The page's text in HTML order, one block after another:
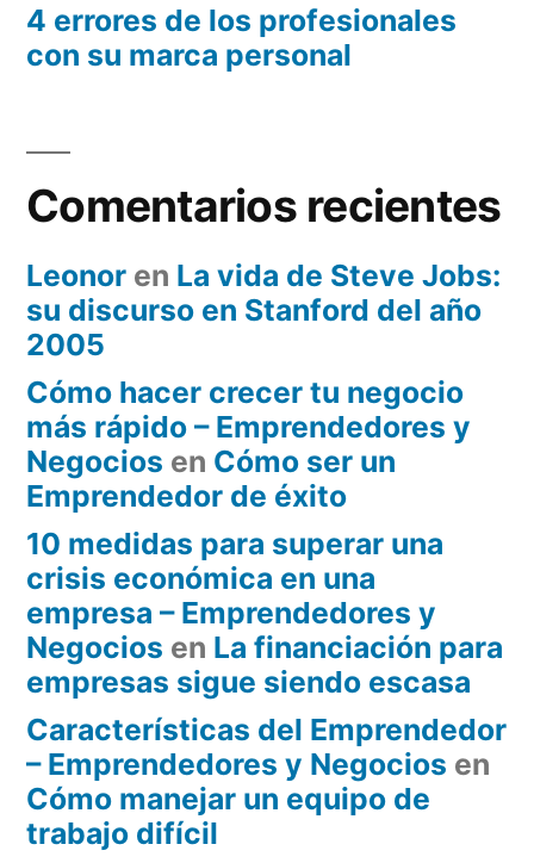
4 errores de los profesionales
con su marca personal
Comentarios recientes
Leonor en La vida de Steve Jobs:
su discurso en Stanford del año
2005
Cómo hacer crecer tu negocio
más rápido – Emprendedores y
Negocios en Cómo ser un
Emprendedor de éxito
10 medidas para superar una
crisis económica en una
empresa – Emprendedores y
Negocios en La financiación para
empresas sigue siendo escasa
Características del Emprendedor
– Emprendedores y Negocios en
Cómo manejar un equipo de
trabajo difícil